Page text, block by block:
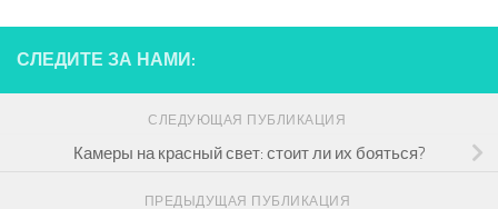
СЛЕДИТЕ ЗА НАМИ:
СЛЕДУЮЩАЯ ПУБЛИКАЦИЯ
Камеры на красный свет: стоит ли их бояться?
ПРЕДЫДУЩАЯ ПУБЛИКАЦИЯ